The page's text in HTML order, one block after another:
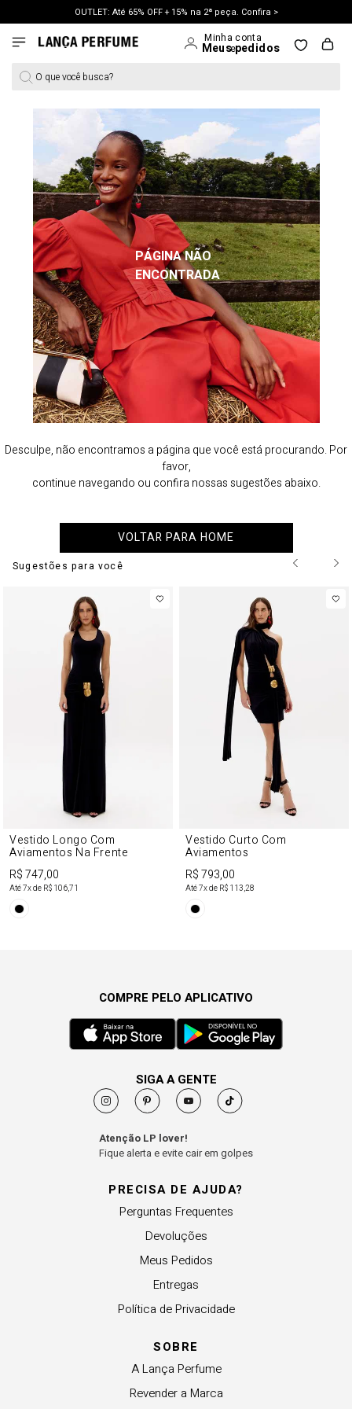
OUTLET: Até 65% OFF + 15% na 2ª peça. Confira >
LANÇAMENTO PRIMAVERA 27. Clique e aproveite.
O que você busca?
PÁGINA NÃO
ENCONTRADA
Desculpe, não encontramos a página que você está procurando. Por
favor,
continue navegando ou confira nossas sugestões abaixo.
VOLTAR PARA HOME
Sugestões para você
Vestido Longo Com
Aviamentos Na Frente
R$ 747,00
Até7x de R$ 106,71
Vestido Curto Com
Aviamentos
R$ 793,00
Até7x de R$ 113,28
PRECISA DE AJUDA?
Perguntas Frequentes
Devoluções
Meus Pedidos
Entregas
Política de Privacidade
SOBRE
A Lança Perfume
Revender a Marca
COMPRE PELO APLICATIVO
SIGA A GENTE
Atenção LP lover!
Fique alerta e evite cair em golpes